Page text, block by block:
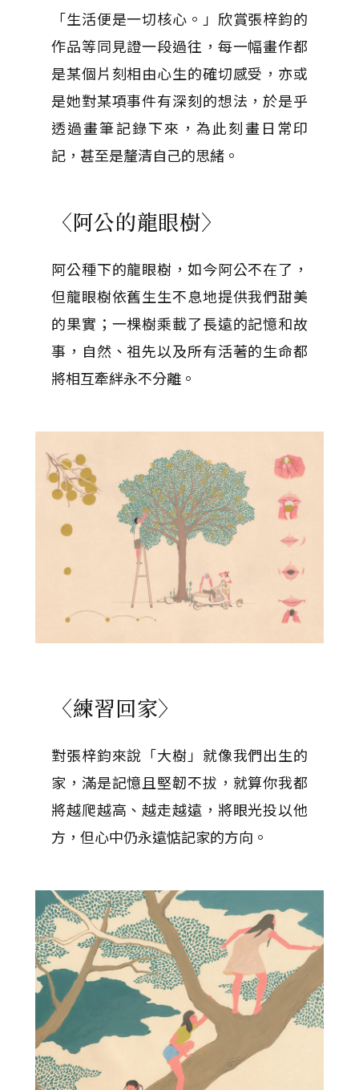
「生活便是一切核心。」欣賞張梓鈞的
作品等同見證一段過往，每一幅畫作都
是某個片刻相由心生的確切感受，亦或
是她對某項事件有深刻的想法，於是乎
透過畫筆記錄下來，為此刻畫日常印
記，甚至是釐清自己的思緒。
〈阿公的龍眼樹〉
阿公種下的龍眼樹，如今阿公不在了，
但龍眼樹依舊生生不息地提供我們甜美
的果實；一棵樹乘載了長遠的記憶和故
事，自然、祖先以及所有活著的生命都
將相互牽絆永不分離。
〈練習回家〉
對張梓鈞來說「大樹」就像我們出生的
家，滿是記憶且堅韌不拔，就算你我都
將越爬越高、越走越遠，將眼光投以他
方，但心中仍永遠惦記家的方向。